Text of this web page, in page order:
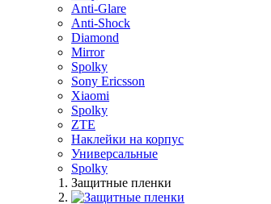
Anti-Glare
Anti-Shock
Diamond
Mirror
Spolky
Sony Ericsson
Xiaomi
Spolky
ZTE
Наклейки на корпус
Универсальные
Spolky
Защитные пленки